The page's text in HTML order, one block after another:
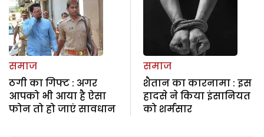
समाज
ठगी का गिफ्ट : अगर
आपको भी आया है ऐसा
फोन तो हो जाएं सावधान
समाज
शैतान का कारनामा : इस
हादसे ने किया इंसानियत
को शर्मसार